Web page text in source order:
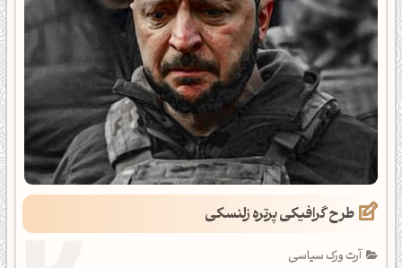
طرح گرافیکی پرتره زلنسکی
آرت ورک سیاسی